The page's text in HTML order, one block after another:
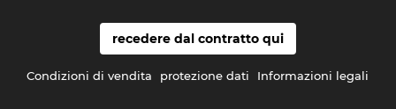
recedere dal contratto qui
Condizioni di vendita protezione dati Informazioni legali